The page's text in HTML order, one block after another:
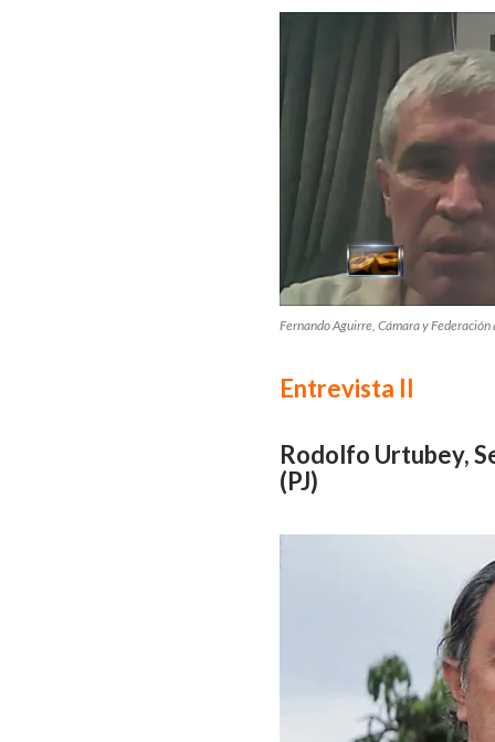
Fernando Aguirre, Cámara y
Entrevista II
Rodolfo Urtubey,
(PJ)